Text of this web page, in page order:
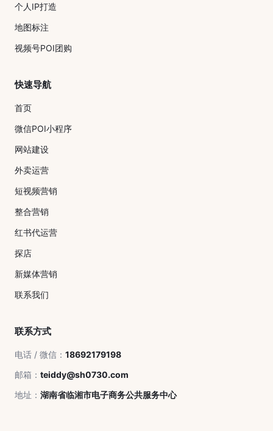
个人IP打造
地图标注
视频号POI团购
快速导航
首页
微信POI小程序
网站建设
外卖运营
短视频营销
整合营销
红书代运营
探店
新媒体营销
联系我们
联系方式
电话 / 微信： 18692179198
邮箱： teiddy@sh0730.com
地址： 湖南省临湘市电子商务公共服务中心